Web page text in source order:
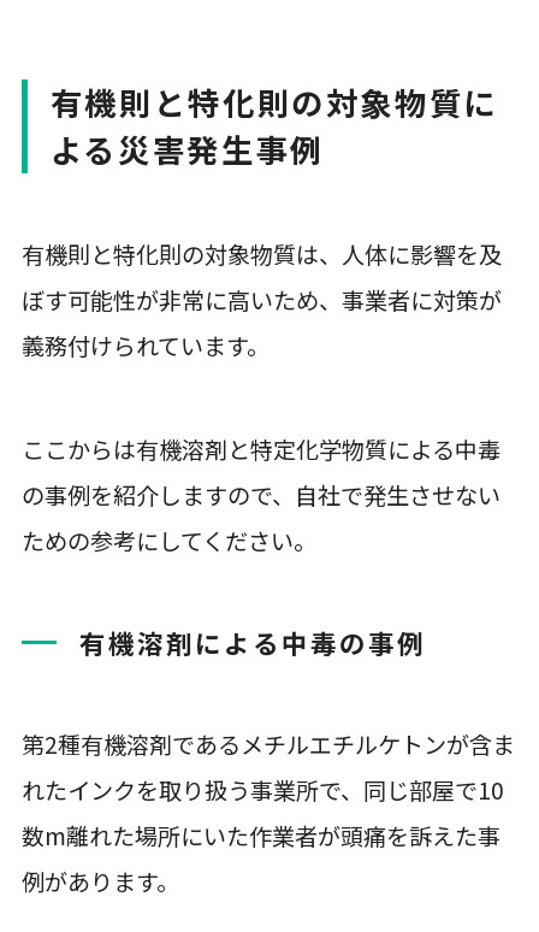
有機則と特化則の対象物質に
よる災害発生事例
有機則と特化則の対象物質は、人体に影響を及
ぼす可能性が非常に高いため、事業者に対策が
義務付けられています。
ここからは有機溶剤と特定化学物質による中毒
の事例を紹介しますので、自社で発生させない
ための参考にしてください。
有機溶剤による中毒の事例
第2種有機溶剤であるメチルエチルケトンが含ま
れたインクを取り扱う事業所で、同じ部屋で10
数m離れた場所にいた作業者が頭痛を訴えた事
例があります。